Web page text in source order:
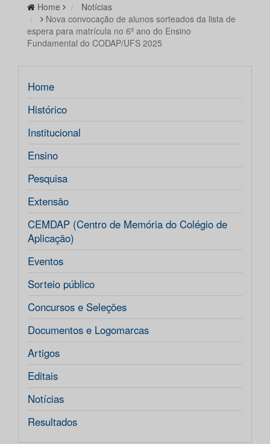
Home
Notícias
Nova convocação de alunos sorteados da lista de
espera para matrícula no 6º ano do Ensino
Fundamental do CODAP/UFS 2025
Home
Histórico
Institucional
Ensino
Pesquisa
Extensão
CEMDAP (Centro de Memória do Colégio de
Aplicação)
Eventos
Sorteio público
Concursos e Seleções
Documentos e Logomarcas
Artigos
Editais
Notícias
Resultados